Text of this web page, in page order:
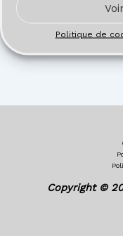
Politique de
Copyright ©